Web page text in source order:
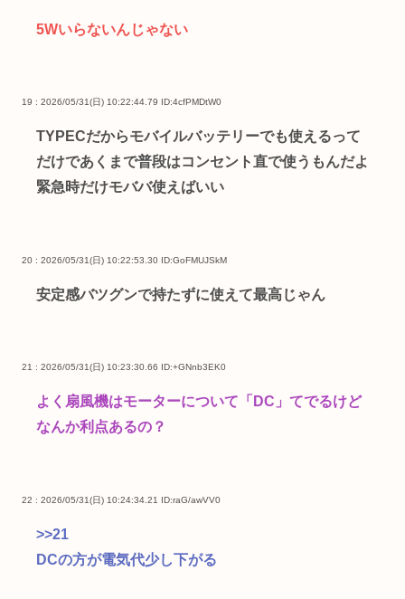
5Wいらないんじゃない
19 : 2026/05/31(日) 10:22:44.79 ID:4cfPMDtW0
TYPECだからモバイルバッテリーでも使えるって
だけであくまで普段はコンセント直で使うもんだよ
緊急時だけモババ使えばいい
20 : 2026/05/31(日) 10:22:53.30 ID:GoFMUJSkM
安定感バツグンで持たずに使えて最高じゃん
21 : 2026/05/31(日) 10:23:30.66 ID:+GNnb3EK0
よく扇風機はモーターについて「DC」てでるけど
なんか利点あるの？
22 : 2026/05/31(日) 10:24:34.21 ID:raG/awVV0
>>21
DCの方が電気代少し下がる